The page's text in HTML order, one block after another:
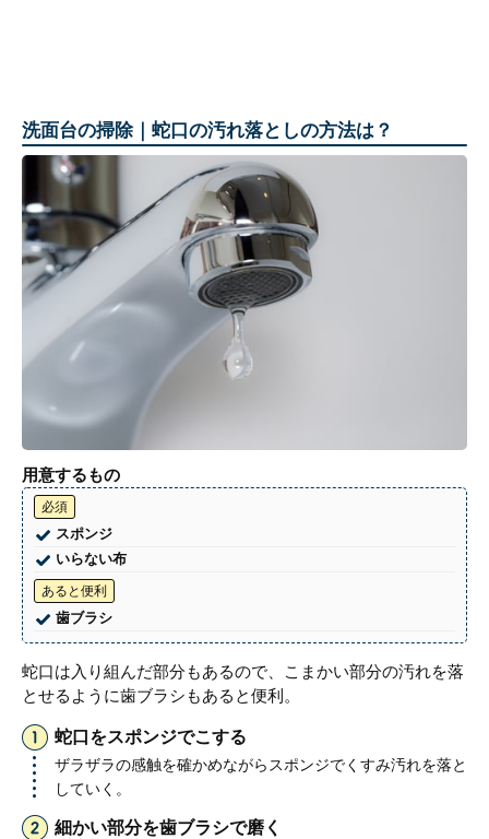
洗面台の掃除｜蛇口の汚れ落としの方法は？
用意するもの
必須
スポンジ
いらない布
あると便利
歯ブラシ
蛇口は入り組んだ部分もあるので、こまかい部分の汚れを落
とせるように歯ブラシもあると便利。
蛇口をスポンジでこする
ザラザラの感触を確かめながらスポンジでくすみ汚れを落と
していく。
細かい部分を歯ブラシで磨く